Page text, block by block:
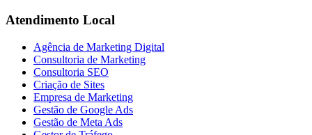
Atendimento Local
Agência de Marketing Digital
Consultoria de Marketing
Consultoria SEO
Criação de Sites
Empresa de Marketing
Gestão de Google Ads
Gestão de Meta Ads